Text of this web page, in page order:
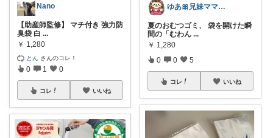
Nano
【助産師監修】 マチ付き 強力防
臭袋 白 ...
￥ 1,280
とん さんのコレ！
0 1 0
コレ いいね
ゆあ🎀兄妹ママの育児と暮らし
夏のおむつゴミ、 袋を開けた瞬
間の「むわん ...
￥ 1,280
0 0 5
コレ いいね